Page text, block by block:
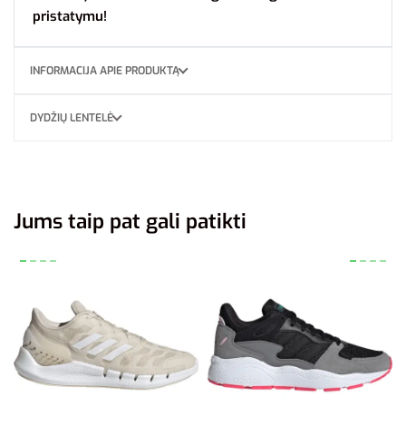
pristatymu!
INFORMACIJA APIE PRODUKTĄ
DYDŽIŲ LENTELĖ
Jums taip pat gali patikti